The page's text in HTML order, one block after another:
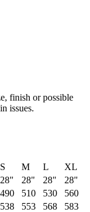
finish or possible
issues.
S M L
XL
28" 28" 28"
28"
490 510 530
560
538 553 568
583